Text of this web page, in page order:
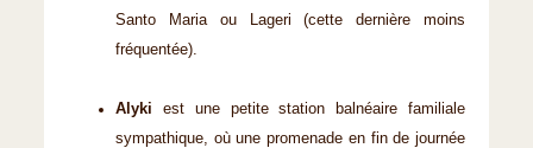
Santo Maria ou Lageri (cette dernière moins
fréquentée).
Alyki est une petite station balnéaire familiale
sympathique, où une promenade en fin de journée